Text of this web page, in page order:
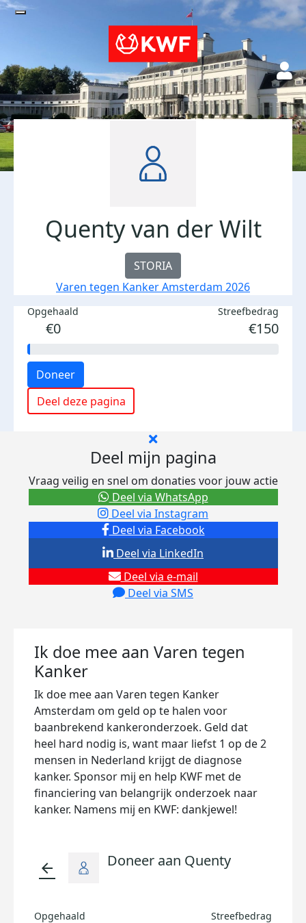
Quenty van der Wilt
STORIA
Varen tegen Kanker Amsterdam 2026
Opgehaald
€0
Streefbedrag
€150
Doneer
Deel deze pagina
Deel mijn pagina
Vraag veilig en snel om donaties voor jouw actie
Deel via Facebook
Deel via Instagram
Deel via e-mail
Deel via SMS
Deel via LinkedIn
Deel via WhatsApp
Ik doe mee aan Varen tegen
Kanker
Ik doe mee aan Varen tegen Kanker
Amsterdam om geld op te halen voor
baanbrekend kankeronderzoek. Geld dat
heel hard nodig is, want maar liefst 1 op de 2
mensen in Nederland krijgt de diagnose
kanker. Sponsor mij en help KWF met de
financiering van belangrijk onderzoek naar
kanker. Namens mij en KWF: dankjewel!
arrow_back Doneer aan Quenty
Opgehaald Streefbedrag